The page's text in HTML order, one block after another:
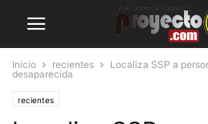
Inicio recientes
Localiza SSP a
desaparecida
recientes